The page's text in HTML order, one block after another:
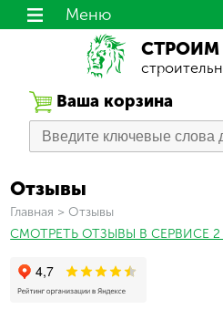
Ваша корзина
Меню
Отзывы
Вы здесь
Главная > Отзывы
СМОТРЕТЬ ОТЗЫВЫ В СЕРВИСЕ 2